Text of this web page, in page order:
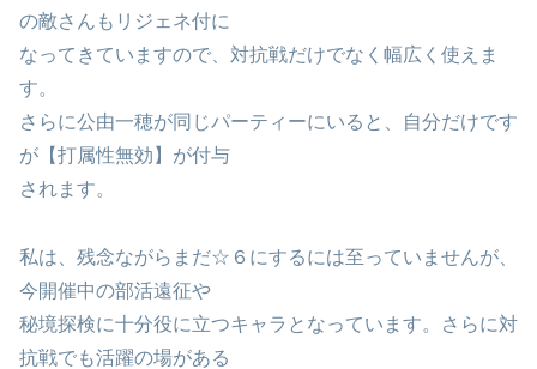
の敵さんもリジェネ付に
なってきていますので、対抗戦だけでなく幅広く使えま
す。
さらに公由一穂が同じパーティーにいると、自分だけです
が【打属性無効】が付与
されます。
私は、残念ながらまだ☆６にするには至っていませんが、
今開催中の部活遠征や
秘境探検に十分役に立つキャラとなっています。さらに対
抗戦でも活躍の場がある